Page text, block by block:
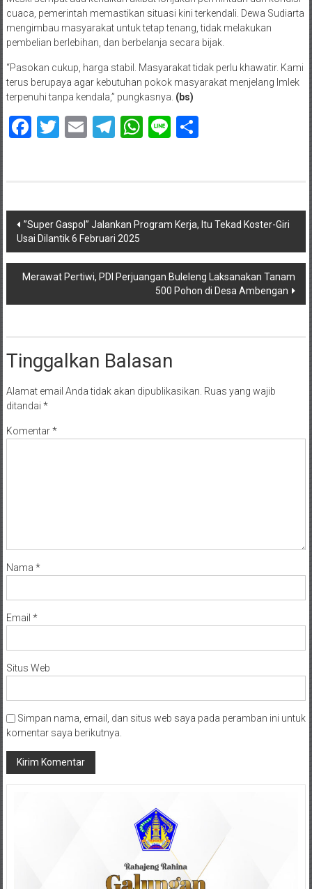
cuaca, pemerintah memastikan situasi kini terkendali. Dewa Sudiarta
mengimbau masyarakat untuk tetap tenang, tidak melakukan
pembelian berlebihan, dan berbelanja secara bijak.
“Pasokan cukup, harga stabil. Masyarakat tidak perlu khawatir. Kami
terus berupaya agar kebutuhan pokok masyarakat menjelang Imlek
terpenuhi tanpa kendala,” pungkasnya. (bs)
Facebook
Twitter
EmailTelegram
WhatsApp
LineShare
Navigasi
pos
”Super Gaspol” Jalankan Program Kerja, Itu Tekad Koster-Giri
Usai Dilantik 6 Februari 2025
Merawat Pertiwi, PDI Perjuangan Buleleng Laksanakan Tanam
500 Pohon di Desa Ambengan
Tinggalkan Balasan
Alamat email Anda tidak akan dipublikasikan. Ruas yang wajib
ditandai *
Komentar*
Nama *
Email *
Situs Web
Simpan nama, email, dan situs web saya pada peramban ini untuk
komentar saya berikutnya.